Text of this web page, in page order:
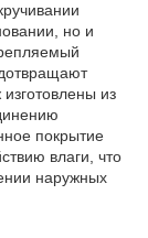
но и
из
покрытие
влаги, что
наружных